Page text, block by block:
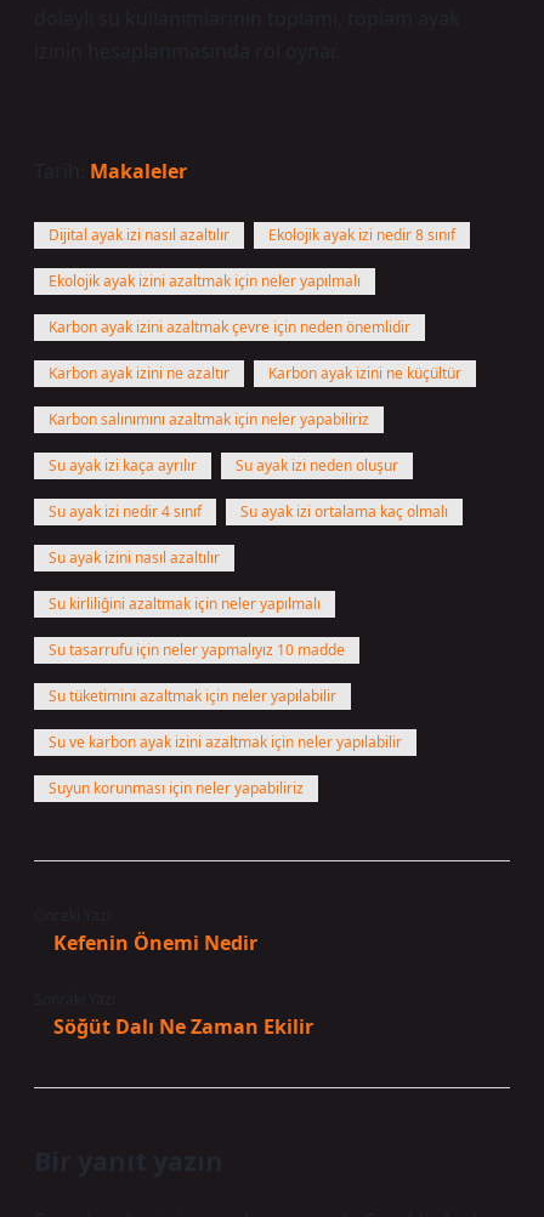
dolaylı su kullanımlarının toplamı, toplam ayak
izinin hesaplanmasında rol oynar.
Tarih: Makaleler
Dijital ayak izi nasıl azaltılır Ekolojik ayak izi nedir 8 sınıf
Ekolojik ayak izini azaltmak için neler yapılmalı
Karbon ayak izini azaltmak çevre için neden önemlidir
Karbon ayak izini ne azaltır Karbon ayak izini ne küçültür
Karbon salınımını azaltmak için neler yapabiliriz
Su ayak izi kaça ayrılır Su ayak izi neden oluşur
Su ayak izi nedir 4 sınıf Su ayak izi ortalama kaç olmalı
Su ayak izini nasıl azaltılır
Su kirliliğini azaltmak için neler yapılmalı
Su tasarrufu için neler yapmalıyız 10 madde
Su tüketimini azaltmak için neler yapılabilir
Su ve karbon ayak izini azaltmak için neler yapılabilir
Suyun korunması için neler yapabiliriz
Kefenin Önemi Nedir
Söğüt Dalı Ne Zaman Ekilir
Bir yanıt yazın